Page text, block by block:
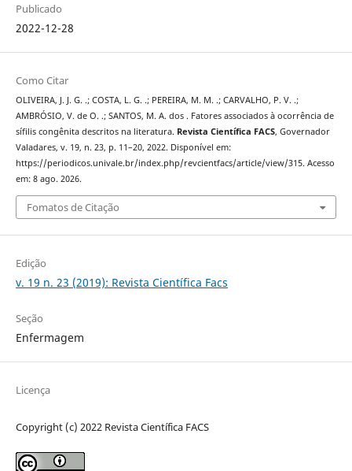
Publicado
2022-12-28
Como Citar
OLIVEIRA, J. J. G. .; COSTA, L. G. .; PEREIRA, M. M. .; CARVALHO, P. V. .;
AMBRÓSIO, V. de O. .; SANTOS, M. A. dos . Fatores associados à ocorrência de
sífilis congênita descritos na literatura. Revista Científica FACS, Governador
Valadares, v. 19, n. 23, p. 11–20, 2022. Disponível em:
https://periodicos.univale.br/index.php/revcientfacs/article/view/315. Acesso
em: 8 ago. 2026.
Fomatos de Citação
Edição
v. 19 n. 23 (2019): Revista Científica Facs
Seção
Enfermagem
Licença
Copyright (c) 2022 Revista Científica FACS